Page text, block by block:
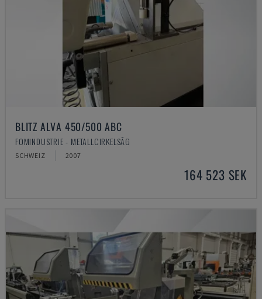
BLITZ ALVA 450/500 ABC
FOMINDUSTRIE - METALLCIRKELSÅG
SCHWEIZ 2007
164 523 SEK